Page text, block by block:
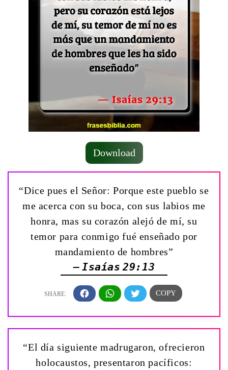
Download
“Dice pues el Señor: Porque este pueblo se
me acerca con su boca, con sus labios me
honra, mas su corazón alejó de mí, su
temor para conmigo fué enseñado por
mandamiento de hombres”
— Isaías 29:13
“El día siguiente madrugaron, ofrecieron
holocaustos, presentaron pacíficos: